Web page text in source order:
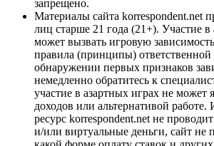
запрещено.
Материалы сайта korrespondent.net
лиц старше 21 года (21+). Участие в
может вызвать игровую
правила (принципы)
обнаружении первых признаков
немедленно обратитесь к
участие в азартных играх не может
доходов или альтернативой
ресурс korrespondent.net не
и/или виртуальные деньги, сайт не